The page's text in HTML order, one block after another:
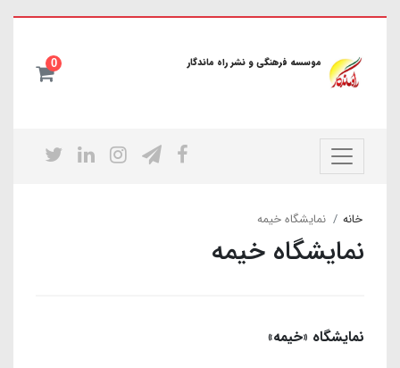
موسسه فرهنگی و نشر راه ماندگار 0
خانه نمایشگاه خیمه
نمایشگاه خیمه
نمایشگاه «خیمه»